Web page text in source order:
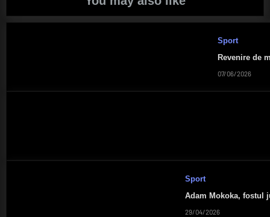
Sport
Revenire de
07/06/2026
Sport
Adam Mokoka, fostul
29/04/2026